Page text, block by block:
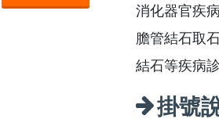
消化器官疾
膽管結石取
結石等疾病
掛號